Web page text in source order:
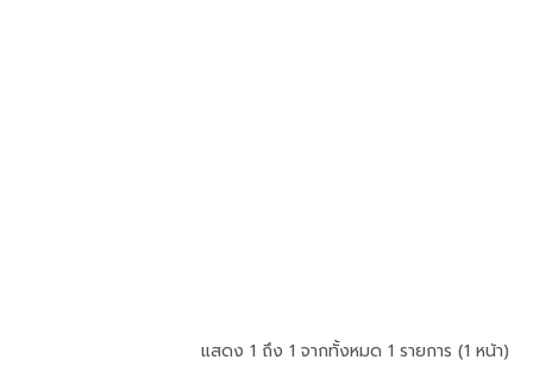
แสดง 1 ถึง 1 จากทั้งหมด 1 รายการ (1 หน้า)